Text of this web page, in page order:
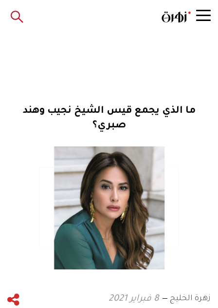
ما الذي يجمع قيس الشيخ نجيب وهند
صبري؟
زهرة الخليج 8 فبراير 2021